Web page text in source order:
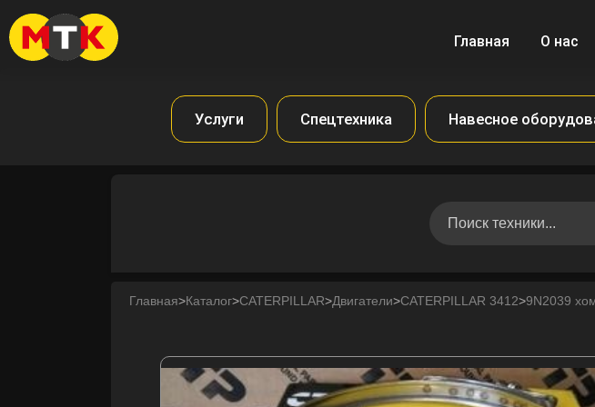
Главная О нас
Услуги Спецтехника Навесное
Главная>Каталог>CATERPILLAR>Двигатели>CATERPILLAR 3412>9N2039